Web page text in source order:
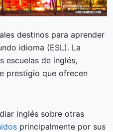
destinos para aprender
idioma (ESL). La
escuelas de inglés,
prestigio que ofrecen
inglés sobre otras
principalmente por sus